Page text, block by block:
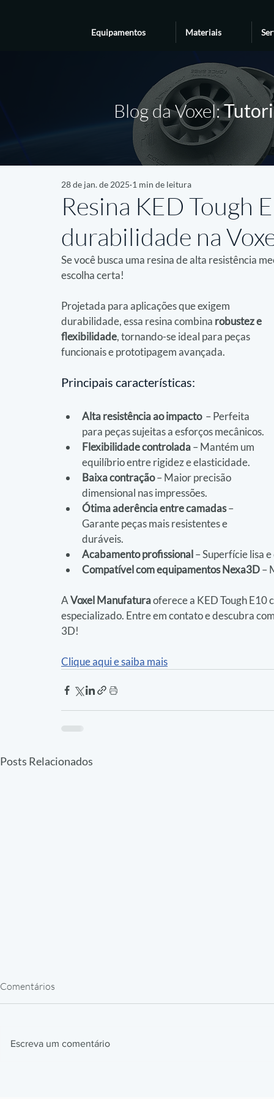
Equipamentos Materiais
Blog da Voxel:
Resina KED Tough
durabilidade na
28 de jan. de 2025 1 min de leitura
Se você busca uma resina de alta resistência
escolha certa!
Projetada para aplicações que exigem
durabilidade, essa resina combina robustez e
flexibilidade, tornando-se ideal para peças
funcionais e prototipagem avançada.
Principais características:
Alta resistência ao impacto – Perfeita
para peças sujeitas a esforços mecânicos.
Flexibilidade controlada – Mantém um
equilíbrio entre rigidez e elasticidade.
Baixa contração – Maior precisão
dimensional nas impressões.
Ótima aderência entre camadas –
Garante peças mais resistentes e
duráveis.
Acabamento profissional – Superfície lisa
Compatível com equipamentos Nexa3D –
A Voxel Manufatura oferece a KED Tough E10
especializado. Entre em contato e descubra
3D!
Clique aqui e saiba mais
Posts Relacionados
Comentários
Escreva um comentário